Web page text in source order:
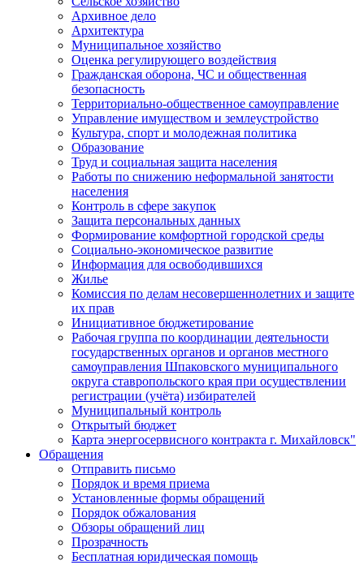
Архивное дело
Архитектура
Муниципальное хозяйство
Оценка регулирующего воздействия
Гражданская оборона, ЧС и общественная
безопасность
Территориально-общественное самоуправление
Управление имуществом и землеустройство
Культура, спорт и молодежная политика
Образование
Труд и социальная защита населения
Работы по снижению неформальной занятости
населения
Контроль в сфере закупок
Защита персональных данных
Формирование комфортной городской среды
Социально-экономическое развитие
Информация для освободившихся
Жилье
Комиссия по делам несовершеннолетних и защите
их прав
Инициативное бюджетирование
Рабочая группа по координации деятельности
государственных органов и органов местного
самоуправления Шпаковского муниципального
округа ставропольского края при осуществлении
регистрации (учёта) избирателей
Муниципальный контроль
Открытый бюджет
Карта энергосервисного контракта г. Михайловск"
Обращения
Отправить письмо
Порядок и время приема
Установленные формы обращений
Порядок обжалования
Обзоры обращений лиц
Прозрачность
Бесплатная юридическая помощь